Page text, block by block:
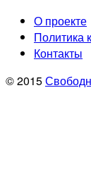
О проекте
Политика
Контакты
© 2015